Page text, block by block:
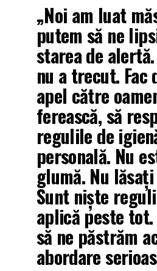
„Noi am luat
putem să ne
starea de
nu a trecut. Fac
apel către
ferească, să
regulile de
personală. Nu
glumă. Nu
Sunt niște
aplică peste
să ne păstrăm
abordare